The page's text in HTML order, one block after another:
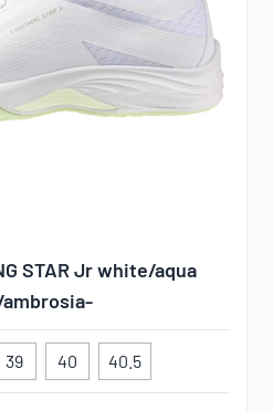
STAR Jr white/aqua
39 40 40.5